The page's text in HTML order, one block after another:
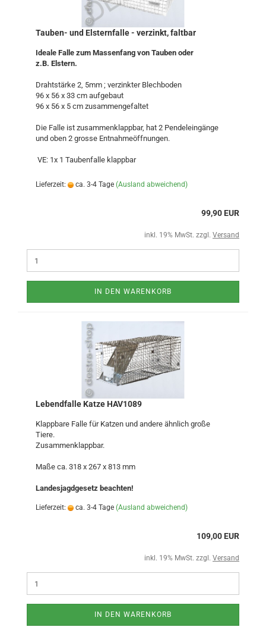
Tauben- und Elsternfalle - verzinkt, faltbar
Ideale Falle zum Massenfang von Tauben oder
z.B. Elstern.
Drahtstärke 2, 5mm ; verzinkter Blechboden
96 x 56 x 33 cm aufgebaut
96 x 56 x 5 cm zusammengefaltet
Die Falle ist zusammenklappbar, hat 2 Pendeleingänge
und oben 2 grosse Entnahmeöffnungen.
VE: 1x 1 Taubenfalle klappbar
Lieferzeit: ca. 3-4 Tage (Ausland abweichend)
99,90 EUR
inkl. 19% MwSt. zzgl. Versand
IN DEN WARENKORB
Lebendfalle Katze HAV1089
Klappbare Falle für Katzen und andere ähnlich große
Tiere.
Zusammenklappbar.
Maße ca. 318 x 267 x 813 mm
Landesjagdgesetz beachten!
Lieferzeit: ca. 3-4 Tage (Ausland abweichend)
109,00 EUR
inkl. 19% MwSt. zzgl. Versand
IN DEN WARENKORB